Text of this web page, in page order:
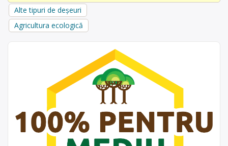
Alte tipuri de deșeuri
Agricultura ecologică